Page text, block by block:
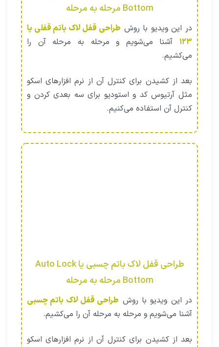
Bottom مرحله به مرحله
در این ویدیو با روش طراحی قفل لاک باتم قفلی یا
۱۲۳ آشنا می‌شویم و مرحله به مرحله آن را
می‌کشیم.
بعد از کشیدن برای کنترل آن از نرم افزارهای اسکو
مثل آرتیوس کد و استودیو برای سه بعدی کردن و
کنترل آن استفاده می‌کنیم.
طراحی قفل لاک باتم چسبی یا Auto Lock
Bottom مرحله به مرحله
در این ویدیو با روش طراحی قفل لاک باتم چسبی
آشنا می‌شویم و مرحله به مرحله آن را می‌کشیم.
بعد از کشیدن برای کنترل آن از نرم افزارهای اسکو